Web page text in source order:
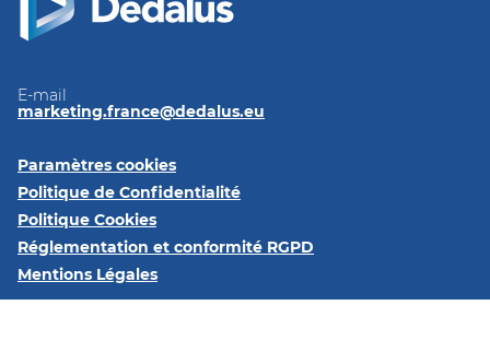
E-mail
marketing.france@dedalus.eu
Paramètres cookies
Politique de Confidentialité
Politique Cookies
Réglementation et conformité RGPD
Mentions Légales